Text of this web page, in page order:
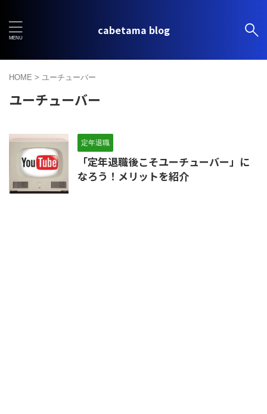
cabetama blog
HOME > ユーチューバー
ユーチューバー
定年退職
「定年退職後こそユーチューバー」に
なろう！メリットを紹介